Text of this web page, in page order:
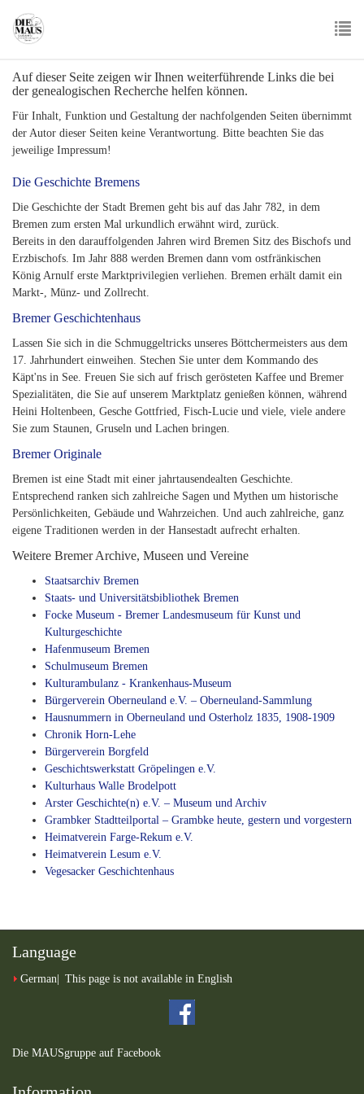
main
Auf dieser Seite zeigen wir Ihnen weiterführende Links die bei
der genealogischen Recherche helfen können.
Für Inhalt, Funktion und Gestaltung der nachfolgenden Seiten übernimmt
der Autor dieser Seiten keine Verantwortung. Bitte beachten Sie das
jeweilige Impressum!
Die Geschichte Bremens
Die Geschichte der Stadt Bremen geht bis auf das Jahr 782, in dem
Bremen zum ersten Mal urkundlich erwähnt wird, zurück.
Bereits in den darauffolgenden Jahren wird Bremen Sitz des Bischofs und
Erzbischofs. Im Jahr 888 werden Bremen dann vom ostfränkischen
König Arnulf erste Marktprivilegien verliehen. Bremen erhält damit ein
Markt-, Münz- und Zollrecht.
Bremer Geschichtenhaus
Lassen Sie sich in die Schmuggeltricks unseres Böttchermeisters aus dem
17. Jahrhundert einweihen. Stechen Sie unter dem Kommando des
Käpt'ns in See. Freuen Sie sich auf frisch gerösteten Kaffee und Bremer
Spezialitäten, die Sie auf unserem Marktplatz genießen können, während
Heini Holtenbeen, Gesche Gottfried, Fisch-Lucie und viele, viele andere
Sie zum Staunen, Gruseln und Lachen bringen.
Bremer Originale
Bremen ist eine Stadt mit einer jahrtausendealten Geschichte.
Entsprechend ranken sich zahlreiche Sagen und Mythen um historische
Persönlichkeiten, Gebäude und Wahrzeichen. Und auch zahlreiche, ganz
eigene Traditionen werden in der Hansestadt aufrecht erhalten.
Weitere Bremer Archive, Museen und Vereine
Staatsarchiv Bremen
Staats- und Universitätsbibliothek Bremen
Focke Museum - Bremer Landesmuseum für Kunst und
Kulturgeschichte
Hafenmuseum Bremen
Schulmuseum Bremen
Kulturambulanz - Krankenhaus-Museum
Bürgerverein Oberneuland e.V. – Oberneuland-Sammlung
Hausnummern in Oberneuland und Osterholz 1835, 1908-1909
Chronik Horn-Lehe
Bürgerverein Borgfeld
Geschichtswerkstatt Gröpelingen e.V.
Kulturhaus Walle Brodelpott
Arster Geschichte(n) e.V. – Museum und Archiv
Grambker Stadtteilportal – Grambke heute, gestern und vorgestern
Heimatverein Farge-Rekum e.V.
Heimatverein Lesum e.V.
Vegesacker Geschichtenhaus
Language
German This page is not available in English
Die MAUSgruppe auf Facebook